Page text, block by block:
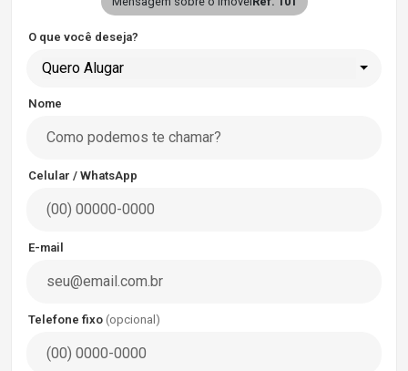
O que você deseja?
Quero Alugar
Nome
Celular / WhatsApp
E-mail
Telefone fixo (opcional)